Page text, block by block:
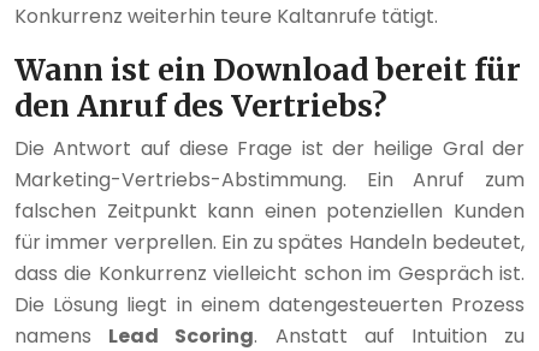
Konkurrenz weiterhin teure Kaltanrufe tätigt.
Wann ist ein Download bereit für
den Anruf des Vertriebs?
Die Antwort auf diese Frage ist der heilige Gral der
Marketing-Vertriebs-Abstimmung. Ein Anruf zum
falschen Zeitpunkt kann einen potenziellen Kunden
für immer verprellen. Ein zu spätes Handeln bedeutet,
dass die Konkurrenz vielleicht schon im Gespräch ist.
Die Lösung liegt in einem datengesteuerten Prozess
namens Lead Scoring. Anstatt auf Intuition zu